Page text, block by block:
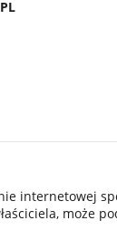
internetowej
może